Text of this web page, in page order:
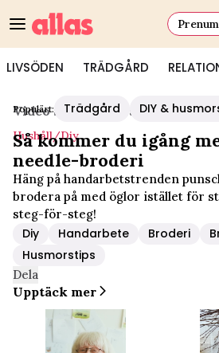
LIVSÖDEN TRÄDGÅRD
Populärt: Trädgård DIY &
Video Start/Hushåll/diy
Hushåll/diy
Så kommer du igång
needle-broderi
Häng på handarbetstrenden
brodera på med öglor istället för
steg-för-steg!
Diy Handarbete Broderi
Husmorstips
Dela
Upptäck mer